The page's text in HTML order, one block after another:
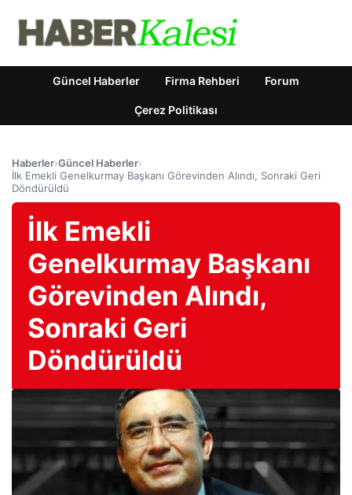
Güncel Haberler Firma Rehberi Forum
Çerez Politikası
Haberler›Güncel Haberler›
İlk Emekli Genelkurmay Başkanı Görevinden Alındı, Sonraki Geri
Döndürüldü
İlk Emekli
Genelkurmay Başkanı
Görevinden Alındı,
Sonraki Geri
Döndürüldü